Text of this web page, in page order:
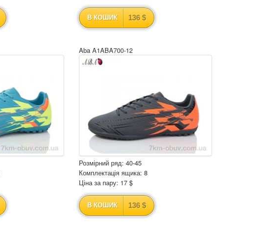
В КОШИК 136 $
Aba A1ABA700-12
Розмірний ряд: 40-45
Комплектація ящика: 8
Ціна за пару: 17 $
В КОШИК 136 $